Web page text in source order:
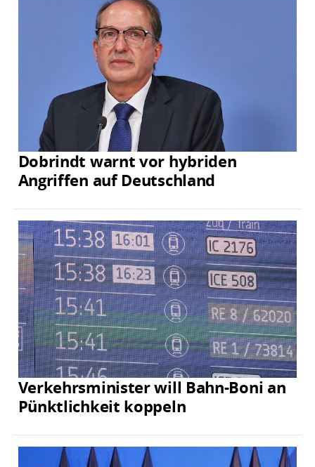
Dobrindt warnt vor hybriden
Angriffen auf Deutschland
Verkehrsminister will Bahn-Boni an
Pünktlichkeit koppeln